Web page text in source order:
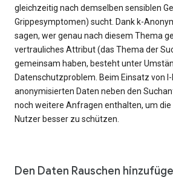
gleichzeitig nach demselben sensiblen
Grippesymptomen) sucht. Dank k-
sagen, wer genau nach diesem Thema
vertrauliches Attribut (das Thema der
gemeinsam haben, besteht unter
Datenschutzproblem. Beim Einsatz von
anonymisierten Daten neben den
noch weitere Anfragen enthalten, um
Nutzer besser zu schützen.
Den Daten Rauschen